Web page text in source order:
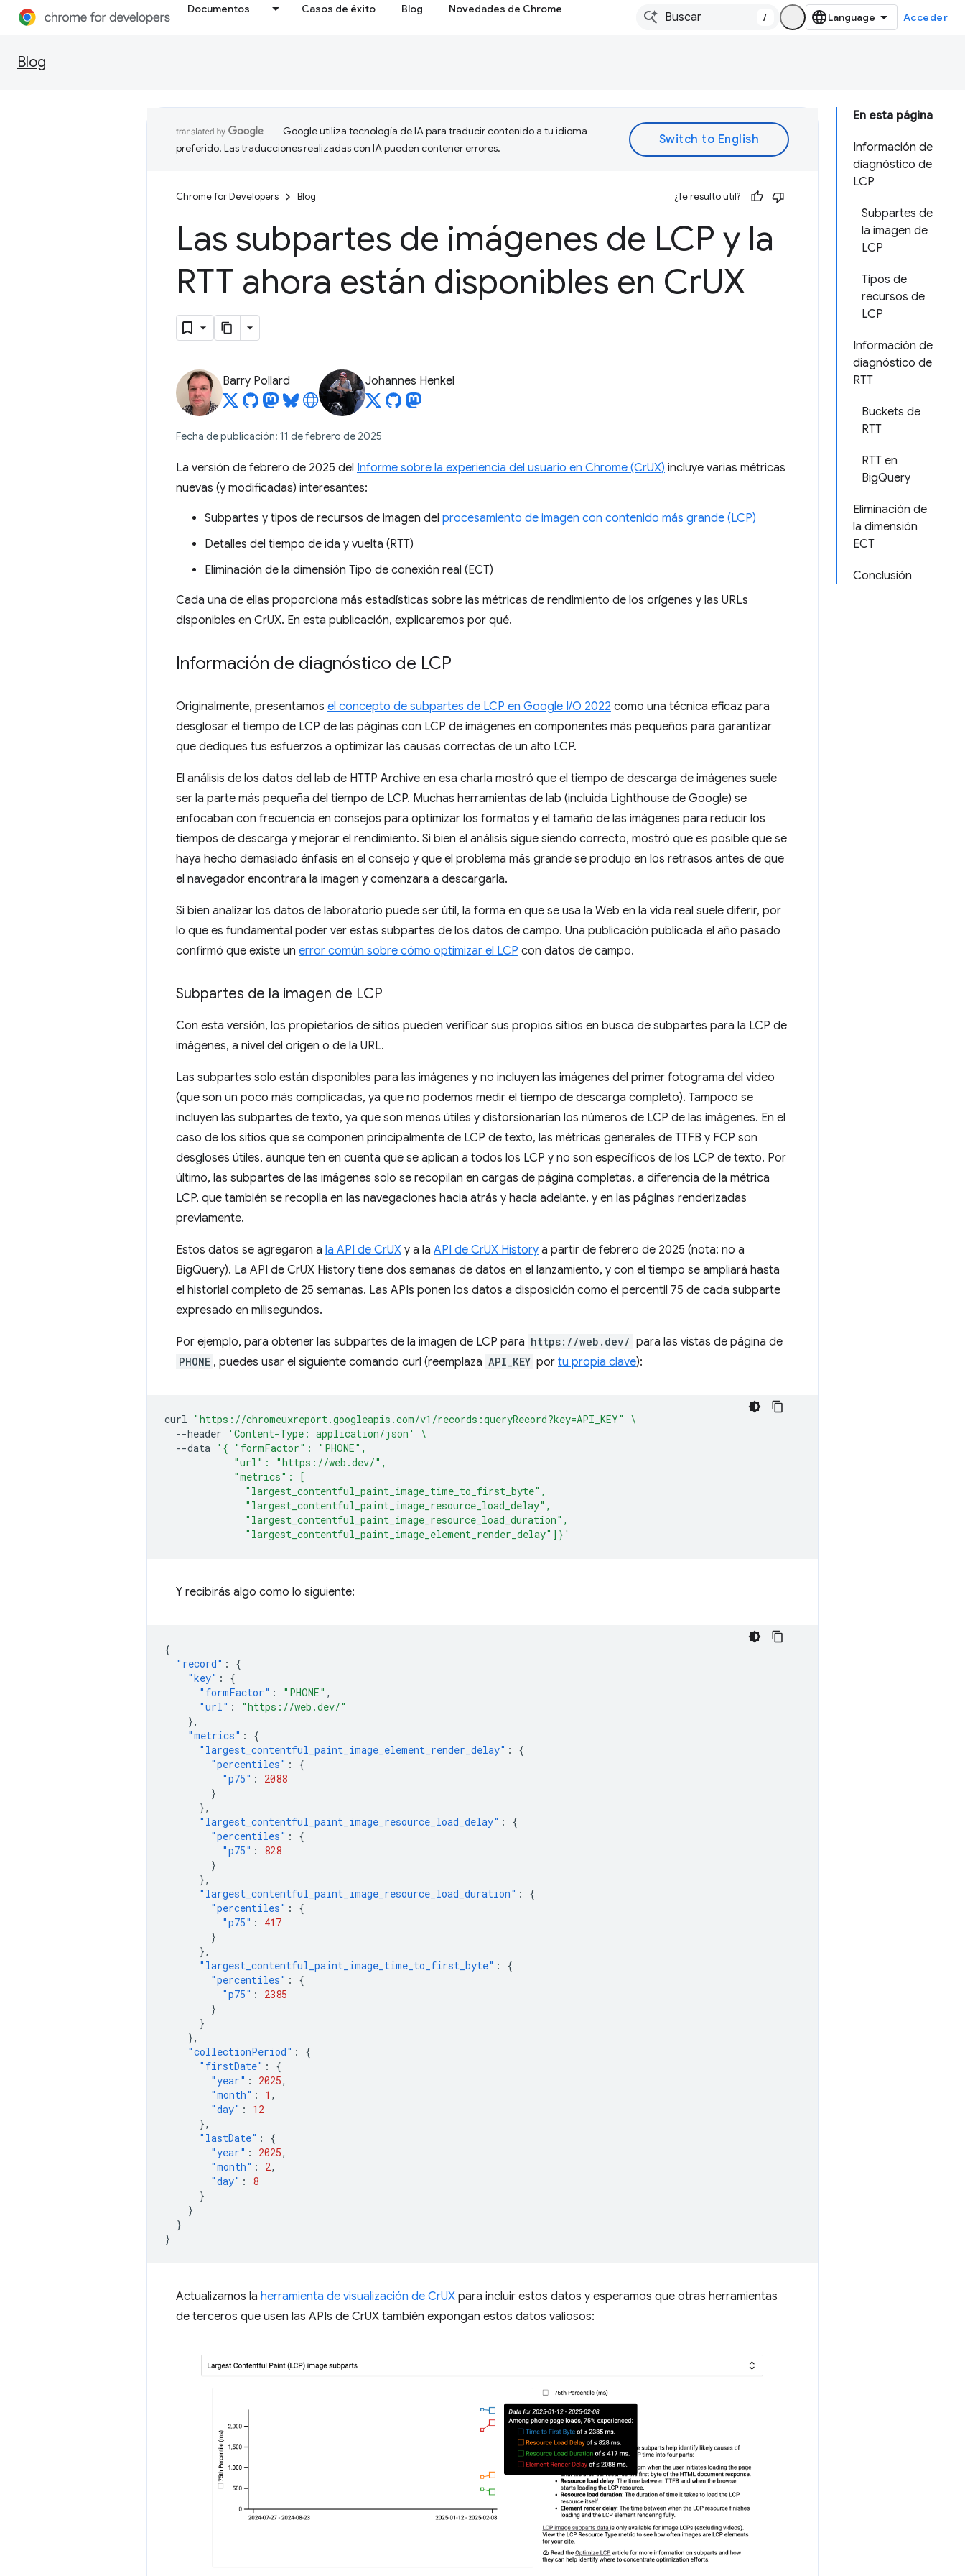
Documentos Casos de éxito Blog Novedades de Chrome
/ Acceder
Blog
En esta página
Información de
diagnóstico de
LCP
Subpartes de
la imagen de
LCP
Tipos de
recursos de
LCP
Información de
diagnóstico de
RTT
Buckets de
RTT
RTT en
BigQuery
Eliminación de
la dimensión
ECT
Conclusión
Google utiliza tecnología de IA para traducir contenido a tu idioma
preferido. Las traducciones realizadas con IA pueden contener errores.
Chrome for Developers Blog ¿Te resultó útil?
Las subpartes de imágenes de LCP y la
RTT ahora están disponibles en CrUX
Barry Pollard Johannes Henkel
Fecha de publicación: 11 de febrero de 2025
La versión de febrero de 2025 del Informe sobre la experiencia del usuario en Chrome (CrUX) incluye varias métricas
nuevas (y modificadas) interesantes:
Subpartes y tipos de recursos de imagen del procesamiento de imagen con contenido más grande (LCP)
Detalles del tiempo de ida y vuelta (RTT)
Eliminación de la dimensión Tipo de conexión real (ECT)
Cada una de ellas proporciona más estadísticas sobre las métricas de rendimiento de los orígenes y las URLs
disponibles en CrUX. En esta publicación, explicaremos por qué.
Información de diagnóstico de LCP
Originalmente, presentamos el concepto de subpartes de LCP en Google I/O 2022 como una técnica eficaz para
desglosar el tiempo de LCP de las páginas con LCP de imágenes en componentes más pequeños para garantizar
que dediques tus esfuerzos a optimizar las causas correctas de un alto LCP.
El análisis de los datos del lab de HTTP Archive en esa charla mostró que el tiempo de descarga de imágenes suele
ser la parte más pequeña del tiempo de LCP. Muchas herramientas de lab (incluida Lighthouse de Google) se
enfocaban con frecuencia en consejos para optimizar los formatos y el tamaño de las imágenes para reducir los
tiempos de descarga y mejorar el rendimiento. Si bien el análisis sigue siendo correcto, mostró que es posible que se
haya hecho demasiado énfasis en el consejo y que el problema más grande se produjo en los retrasos antes de que
el navegador encontrara la imagen y comenzara a descargarla.
Si bien analizar los datos de laboratorio puede ser útil, la forma en que se usa la Web en la vida real suele diferir, por
lo que es fundamental poder ver estas subpartes de los datos de campo. Una publicación publicada el año pasado
confirmó que existe un error común sobre cómo optimizar el LCP con datos de campo.
Subpartes de la imagen de LCP
Con esta versión, los propietarios de sitios pueden verificar sus propios sitios en busca de subpartes para la LCP de
imágenes, a nivel del origen o de la URL.
Las subpartes solo están disponibles para las imágenes y no incluyen las imágenes del primer fotograma del video
(que son un poco más complicadas, ya que no podemos medir el tiempo de descarga completo). Tampoco se
incluyen las subpartes de texto, ya que son menos útiles y distorsionarían los números de LCP de las imágenes. En el
caso de los sitios que se componen principalmente de LCP de texto, las métricas generales de TTFB y FCP son
desgloses útiles, aunque ten en cuenta que se aplican a todos los LCP y no son específicos de los LCP de texto. Por
último, las subpartes de las imágenes solo se recopilan en cargas de página completas, a diferencia de la métrica
LCP, que también se recopila en las navegaciones hacia atrás y hacia adelante, y en las páginas renderizadas
previamente.
Estos datos se agregaron a la API de CrUX y a la API de CrUX History a partir de febrero de 2025 (nota: no a
BigQuery). La API de CrUX History tiene dos semanas de datos en el lanzamiento, y con el tiempo se ampliará hasta
el historial completo de 25 semanas. Las APIs ponen los datos a disposición como el percentil 75 de cada subparte
expresado en milisegundos.
Por ejemplo, para obtener las subpartes de la imagen de LCP para https://web.dev/ para las vistas de página de
PHONE , puedes usar el siguiente comando curl (reemplaza API_KEY por tu propia clave):
curl "https://chromeuxreport.googleapis.com/v1/records:queryRecord?key=API_KEY"
\
--header
'Content-Type: application/json'
\
--data '{ "formFactor": "PHONE",
            "url": "https://web.dev/",
            "metrics": [
              "largest_contentful_paint_image_time_to_first_byte",
              "largest_contentful_paint_image_resource_load_delay",
              "largest_contentful_paint_image_resource_load_duration",
              "largest_contentful_paint_image_element_render_delay"]}'
Y recibirás algo como lo siguiente:
{
"record" :
{
"key" :
{
"formFactor" : "PHONE" ,
"url" :
"https://web.dev/"
},
"metrics" :
{
"largest_contentful_paint_image_element_render_delay" :
{
"percentiles" :
{
"p75" :
2088
}
},
"largest_contentful_paint_image_resource_load_delay" :
{
"percentiles" :
{
"p75" :
828
}
},
"largest_contentful_paint_image_resource_load_duration" :
{
"percentiles" :
{
"p75" :
417
}
},
"largest_contentful_paint_image_time_to_first_byte" :
{
"percentiles" :
{
"p75" :
2385
}
}
},
"collectionPeriod" :
{
"firstDate" :
{
"year" : 2025,
"month" : 1 ,
"day" :
12
},
"lastDate" :
{
"year" : 2025,
"month" : 2,
"day" :
8
}
}
}
}
Actualizamos la herramienta de visualización de CrUX para incluir estos datos y esperamos que otras herramientas
de terceros que usen las APIs de CrUX también expongan estos datos valiosos: